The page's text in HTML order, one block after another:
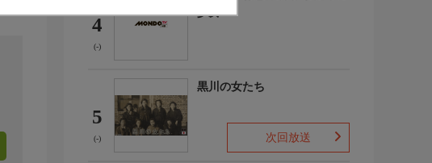
4
(-)
少女
5
(-)
黒川の女たち
次回放送